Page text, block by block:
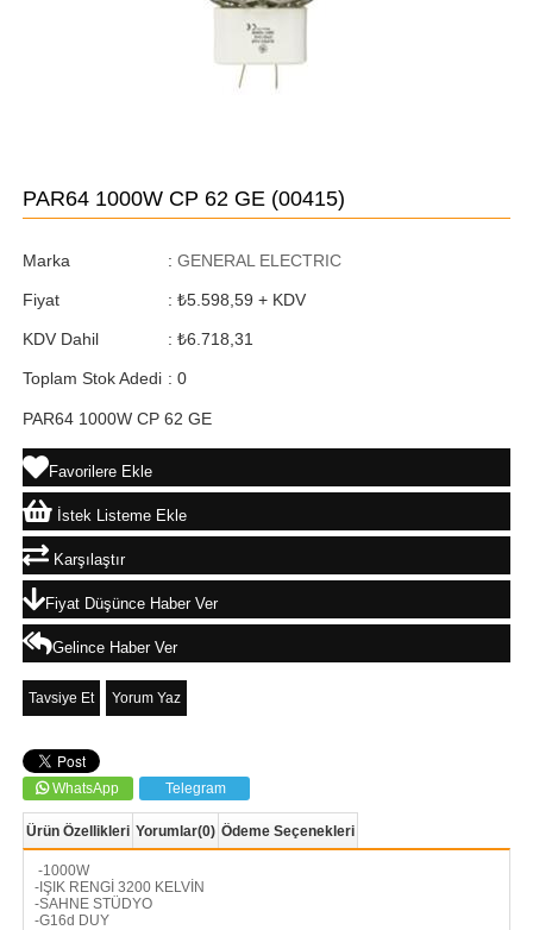
PAR64 1000W CP 62 GE (00415)
Marka : GENERAL ELECTRIC
Fiyat : ₺5.598,59 + KDV
KDV Dahil : ₺6.718,31
Toplam Stok Adedi : 0
PAR64 1000W CP 62 GE
Favorilere Ekle
İstek Listeme Ekle
Karşılaştır
Fiyat Düşünce Haber Ver
Gelince Haber Ver
Tavsiye Et Yorum Yaz
WhatsApp Telegram
Ürün Özellikleri Yorumlar(0) Ödeme Seçenekleri
-1000W
-IŞIK RENGİ 3200 KELVİN
-SAHNE STÜDYO
-G16d DUY